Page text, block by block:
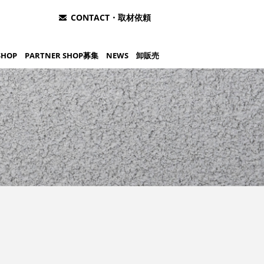
CONTACT・取材依頼
PARTNER SHOP募集 NEWS 卸販売